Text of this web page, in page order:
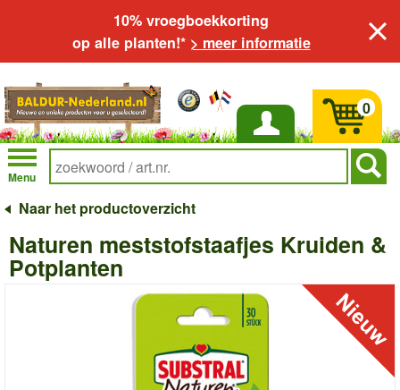
10% vroegboekkorting
op alle planten!* > meer informatie
Inloggen
Menu
0
Naar het productoverzicht
Naturen meststofstaafjes Kruiden &
Potplanten